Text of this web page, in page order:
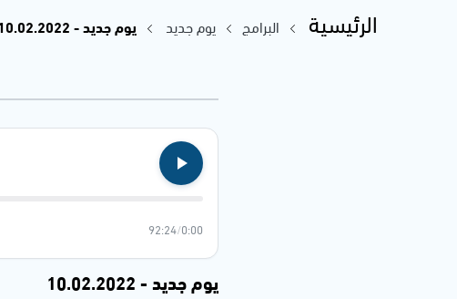
الرئيسية البرامج يوم جديد
يوم جديد - 10.02.2022
0:00
/
92:24
يوم جديد - 10.02.2022